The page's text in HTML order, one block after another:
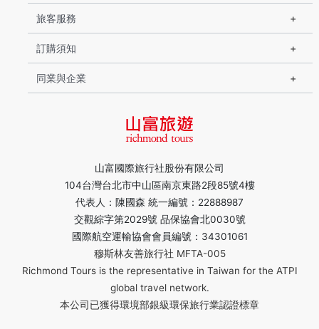
山富國際旅行社股份有限公司
104台灣台北市中山區南京東路2段85號4樓
代表人：陳國森 統一編號：22888987
交觀綜字第2029號 品保協會北0030號
國際航空運輸協會會員編號：34301061
穆斯林友善旅行社 MFTA-005
Richmond Tours is the representative in Taiwan for the ATPI
global travel network.
本公司已獲得環境部銀級環保旅行業認證標章
旅客服務
訂購須知
同業與企業